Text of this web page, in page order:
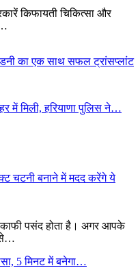
किफायती चिकित्सा और
का एक साथ सफल ट्रांसप्लांट
में मिली, हरियाणा पुलिस ने…
चटनी बनाने में मदद करेंगे ये
काफी पसंद होता है। अगर आपके
5 मिनट में बनेगा…